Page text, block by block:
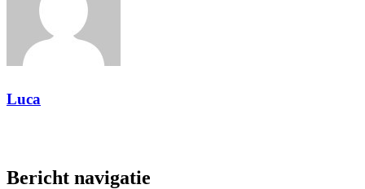
Luca
Bericht navigatie